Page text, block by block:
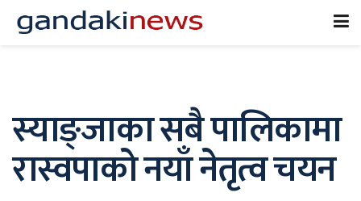
स्याङ्जाका सबै पालिकामा
रास्वपाको नयाँ नेतृत्व चयन